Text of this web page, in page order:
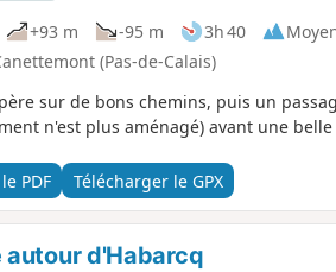
+93 m -95 m 3h 40
(Pas-de-Calais)
sur de bons chemins, puis un
n'est plus aménagé) avant une
PDF Télécharger le GPX
autour d'Habarcq